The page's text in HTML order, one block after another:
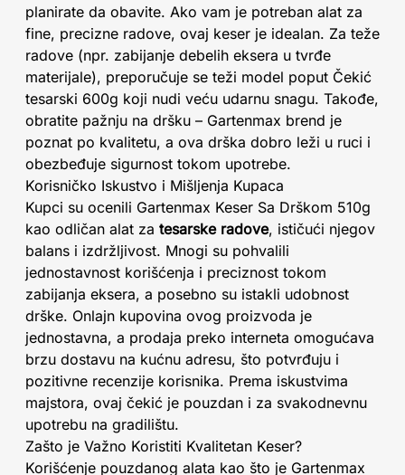
planirate da obavite. Ako vam je potreban alat za
fine, precizne radove, ovaj keser je idealan. Za teže
radove (npr. zabijanje debelih eksera u tvrđe
materijale), preporučuje se teži model poput Čekić
tesarski 600g koji nudi veću udarnu snagu. Takođe,
obratite pažnju na dršku – Gartenmax brend je
poznat po kvalitetu, a ova drška dobro leži u ruci i
obezbeđuje sigurnost tokom upotrebe.
Korisničko Iskustvo i Mišljenja Kupaca
Kupci su ocenili Gartenmax Keser Sa Drškom 510g
kao odličan alat za tesarske radove, ističući njegov
balans i izdržljivost. Mnogi su pohvalili
jednostavnost korišćenja i preciznost tokom
zabijanja eksera, a posebno su istakli udobnost
drške. Onlajn kupovina ovog proizvoda je
jednostavna, a prodaja preko interneta omogućava
brzu dostavu na kućnu adresu, što potvrđuju i
pozitivne recenzije korisnika. Prema iskustvima
majstora, ovaj čekić je pouzdan i za svakodnevnu
upotrebu na gradilištu.
Zašto je Važno Koristiti Kvalitetan Keser?
Korišćenje pouzdanog alata kao što je Gartenmax